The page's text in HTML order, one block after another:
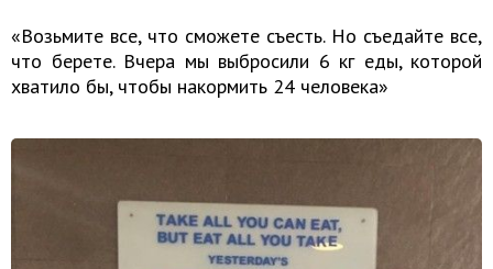
«Возьмите все, что сможете съесть. Но съедайте все,
что берете. Вчера мы выбросили 6 кг еды, которой
хватило бы, чтобы накормить 24 человека»